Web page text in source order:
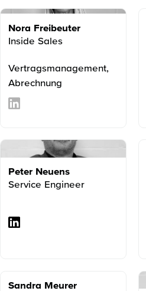
Nora Freibeuter
Inside Sales
Vertragsmanagement,
Abrechnung
Peter Neuens
Service Engineer
Sandra Meurer